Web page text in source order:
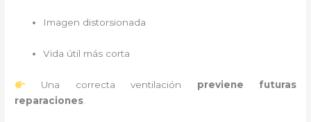
Imagen distorsionada
Vida útil más corta
Una correcta ventilación previene futuras
reparaciones